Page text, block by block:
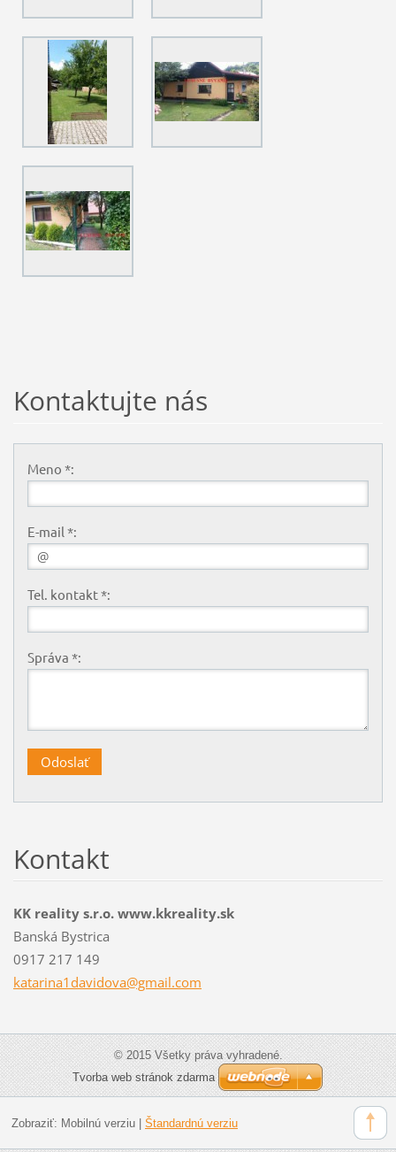
Kontaktujte nás
Meno *:
E-mail *:
Tel. kontakt *:
Správa *:
Kontakt
KK reality s.r.o. www.kkreality.sk
Banská Bystrica
0917 217 149
katarina1davidova@gmail.com
© 2015 Všetky práva vyhradené.
Tvorba web stránok zdarma
Zobraziť: Mobilnú verziu| Štandardnú verziu